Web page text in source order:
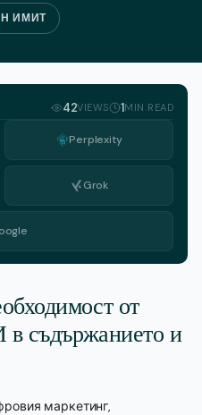
ИМИТ
42VIEWS 1MIN READ
Perplexity
Grok
от
съдържанието и
маркетинг,